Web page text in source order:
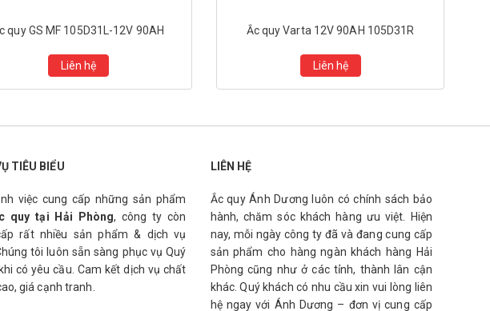
quy GS MF 105D31L-12V 90AH
Liên hệ
Ắc quy Varta 12V 90AH 105D31R
Liên hệ
TIÊU BIỂU
việc cung cấp những sản phẩm
quy tại Hải Phòng, công ty còn
rất nhiều sản phẩm & dịch vụ
tôi luôn sẵn sàng phục vụ Quý
có yêu cầu. Cam kết dịch vụ chất
giá cạnh tranh.
LIÊN HỆ
Ắc quy Ánh Dương luôn có chính sách bảo
hành, chăm sóc khách hàng ưu việt. Hiện
nay, mỗi ngày công ty đã và đang cung cấp
sản phẩm cho hàng ngàn khách hàng Hải
Phòng cũng như ở các tỉnh, thành lân cận
khác. Quý khách có nhu cầu xin vui lòng liên
hệ ngay với Ánh Dương – đơn vị cung cấp